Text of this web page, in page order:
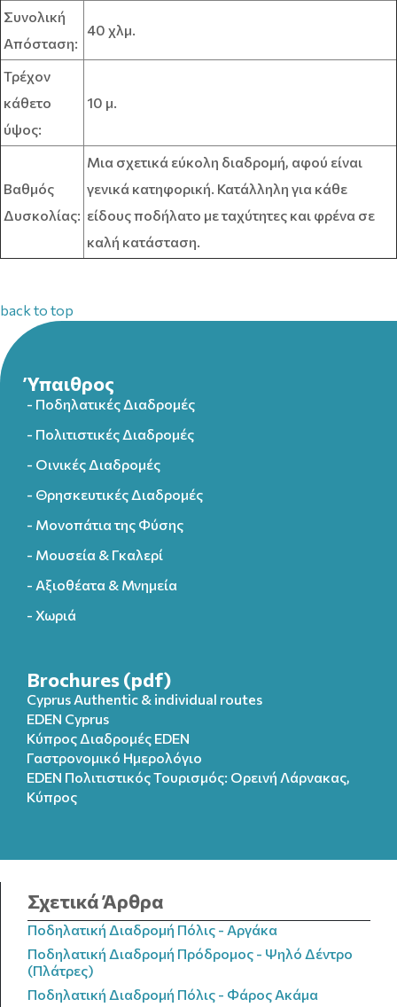
Συνολική
Απόσταση:
40 χλμ.
Τρέχον
κάθετο
ύψος:
10 μ.
Βαθμός
Δυσκολίας:
Μια σχετικά εύκολη διαδρομή, αφού είναι
γενικά κατηφορική. Κατάλληλη για κάθε
είδους ποδήλατο με ταχύτητες και φρένα σε
καλή κατάσταση.
back to top
Ύπαιθρος
- Ποδηλατικές Διαδρομές
- Πολιτιστικές Διαδρομές
- Οινικές Διαδρομές
- Θρησκευτικές Διαδρομές
- Μονοπάτια της Φύσης
- Μουσεία & Γκαλερί
- Αξιοθέατα & Μνημεία
- Χωριά
Brochures (pdf)
Cyprus Authentic & individual routes
EDEN Cyprus
Κύπρος Διαδρομές EDEN
Γαστρονομικό Ημερολόγιο
EDEN Πολιτιστικός Τουρισμός: Ορεινή Λάρνακας,
Κύπρος
Σχετικά Άρθρα
Ποδηλατική Διαδρομή Πόλις - Αργάκα
Ποδηλατική Διαδρομή Πρόδρομος - Ψηλό Δέντρο
(Πλάτρες)
Ποδηλατική Διαδρομή Πόλις - Φάρος Ακάμα